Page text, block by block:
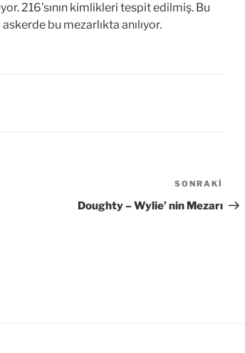
216’sının kimlikleri tespit edilmiş. Bu
bu mezarlıkta anılıyor.
Yazı
SONRAKI
Doughty – Wylie’ nin Mezarı